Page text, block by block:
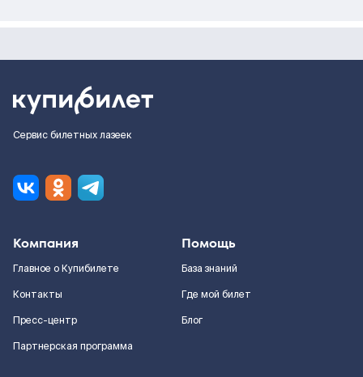
Сервис билетных лазеек
Компания
Главное о Купибилете
Контакты
Пресс-центр
Партнерская программа
Помощь
База знаний
Где мой билет
Блог